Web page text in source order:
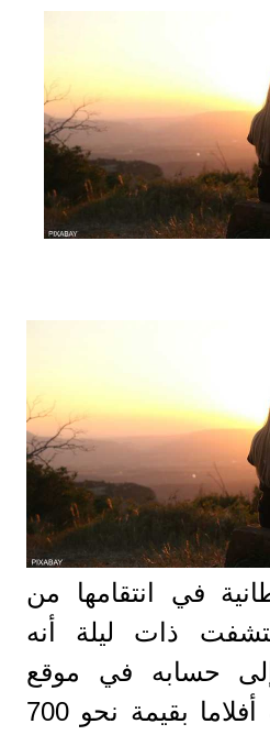
في انتقامها من
ذات ليلة أنه
حسابه في موقع
"أمازون" واشترت أفلاما بقيمة نحو 700